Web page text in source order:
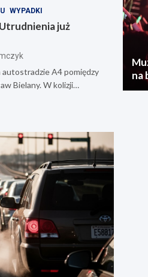
WYPADKI
już
autostradzie A4 pomiędzy
Bielany. W kolizji…
na